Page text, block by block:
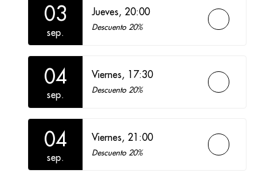
03
sep.
Jueves, 20:00
Descuento 20%
04
sep.
Viernes, 17:30
Descuento 20%
04
sep.
Viernes, 21:00
Descuento 20%